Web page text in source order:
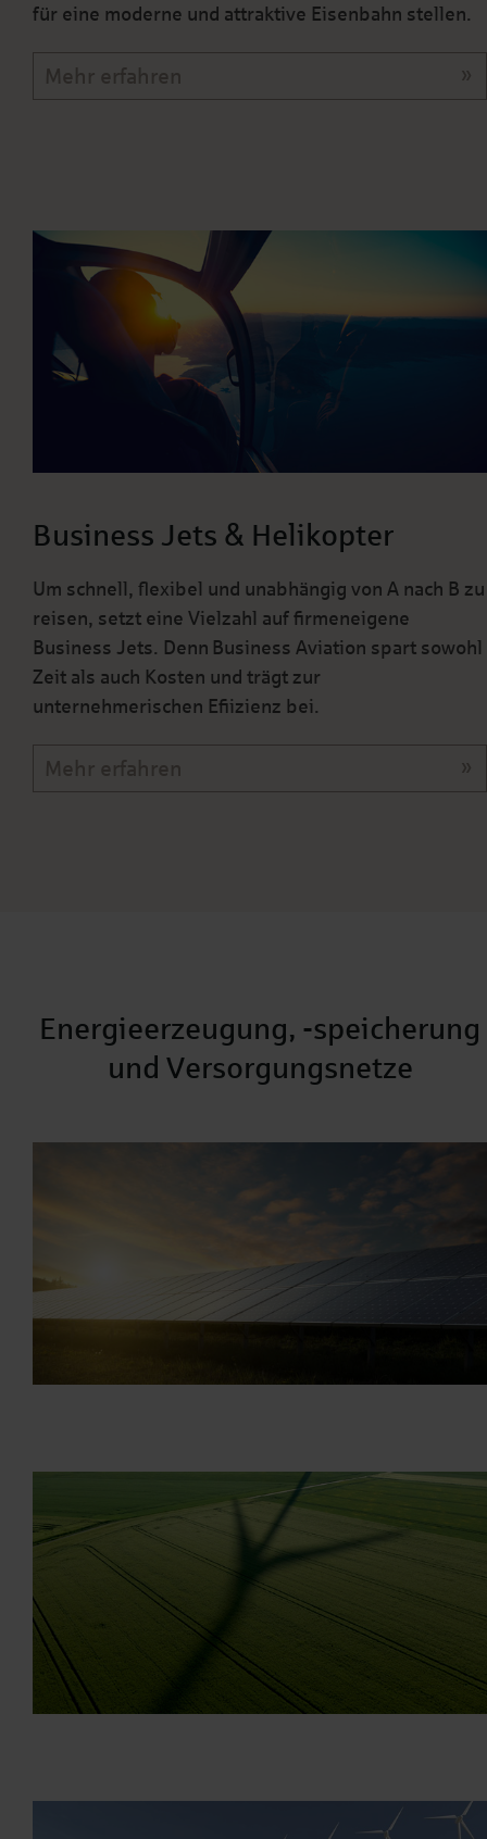
für eine moderne und attraktive Eisenbahn stellen.
Mehr erfahren
Business Jets & Helikopter
Um schnell, flexibel und unabhängig von A nach B zu
reisen, setzt eine Vielzahl auf firmeneigene
Business Jets. Denn Business Aviation spart sowohl
Zeit als auch Kosten und trägt zur
unternehmerischen Efiizienz bei.
Mehr erfahren
Energieerzeugung, -speicherung
und Versorgungsnetze